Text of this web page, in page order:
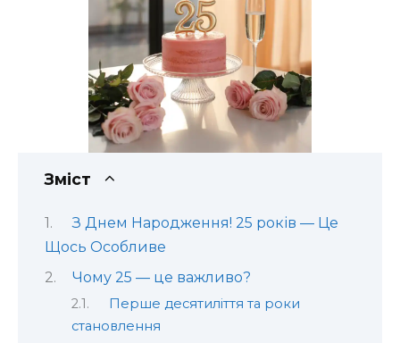
Зміст
З Днем Народження! 25 років — Це
Щось Особливе
Чому 25 — це важливо?
Перше десятиліття та роки
становлення